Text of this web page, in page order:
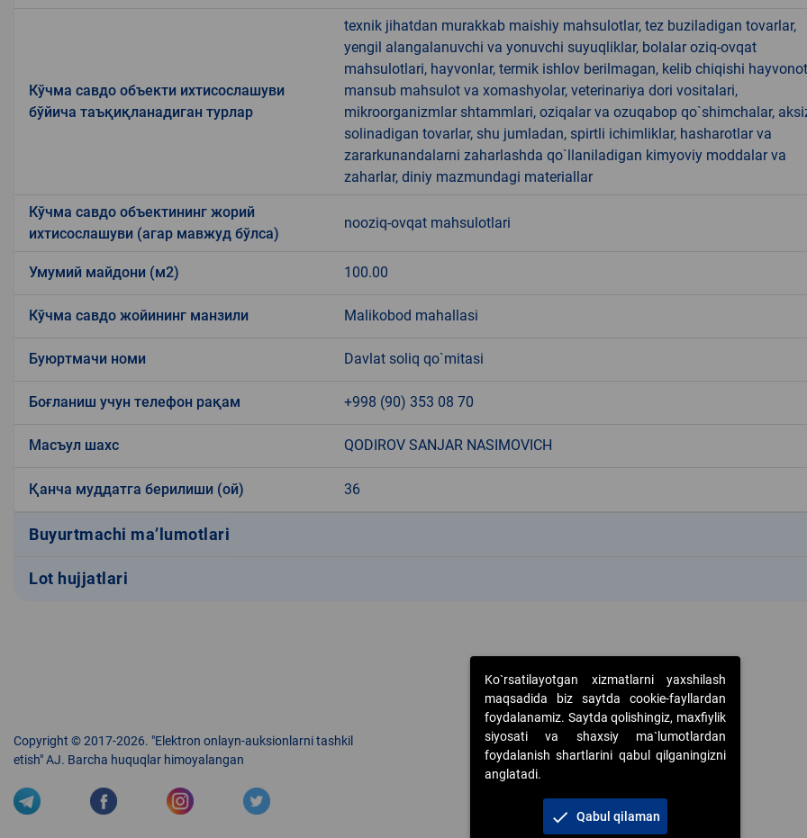
Кўчма савдо объекти ихтисослашуви
бўйича таъқиқланадиган турлар
texnik jihatdan murakkab maishiy mahsulotlar, tez buziladigan tovarlar,
yengil alangalanuvchi va yonuvchi suyuqliklar, bolalar oziq-ovqat
mahsulotlari, hayvonlar, termik ishlov berilmagan, kelib chiqishi
mansub mahsulot va xomashyolar, veterinariya dori vositalari,
mikroorganizmlar shtammlari, oziqalar va ozuqabop qo`shimchalar,
solinadigan tovarlar, shu jumladan, spirtli ichimliklar, hasharotlar va
zararkunandalarni zaharlashda qo`llaniladigan kimyoviy moddalar va
zaharlar, diniy mazmundagi materiallar
Кўчма савдо объектининг жорий
ихтисослашуви (агар мавжуд бўлса)
nooziq-ovqat mahsulotlari
Умумий майдони (м2) 100.00
Кўчма савдо жойининг манзили Malikobod mahallasi
Буюртмачи номи Davlat soliq qo`mitasi
Боғланиш учун телефон рақам +998 (90) 353 08 70
Масъул шахс QODIROV SANJAR NASIMOVICH
Қанча муддатга берилиши (ой) 36
Buyurtmachi ma’lumotlari
Lot hujjatlari
Copyright © 2017-2026. "Elektron onlayn-auksionlarni tashkil
etish" AJ. Barcha huquqlar himoyalangan
Ko`rsatilayotgan xizmatlarni yaxshilash
maqsadida biz saytda cookie-fayllardan
foydalanamiz. Saytda qolishingiz, maxfiylik
siyosati va shaxsiy ma`lumotlardan
foydalanish shartlarini qabul qilganingizni
anglatadi.
check Qabul qilaman